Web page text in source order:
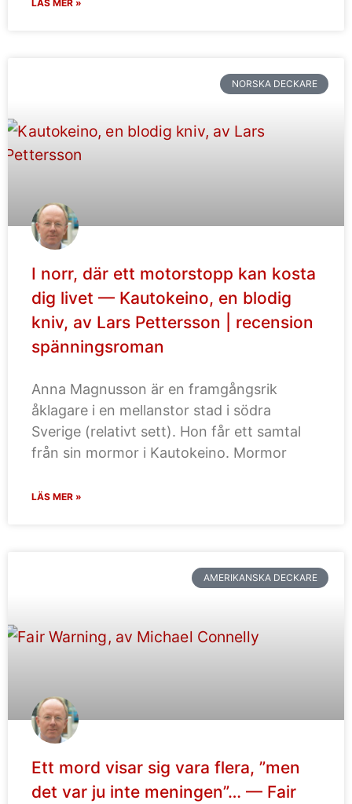
LÄS MER »
NORSKA DECKARE
I norr, där ett motorstopp kan kosta
dig livet — Kautokeino, en blodig
kniv, av Lars Pettersson | recension
spänningsroman
Anna Magnusson är en framgångsrik
åklagare i en mellanstor stad i södra
Sverige (relativt sett). Hon får ett samtal
från sin mormor i Kautokeino. Mormor
LÄS MER »
AMERIKANSKA DECKARE
Ett mord visar sig vara flera, ”men
det var ju inte meningen”… — Fair